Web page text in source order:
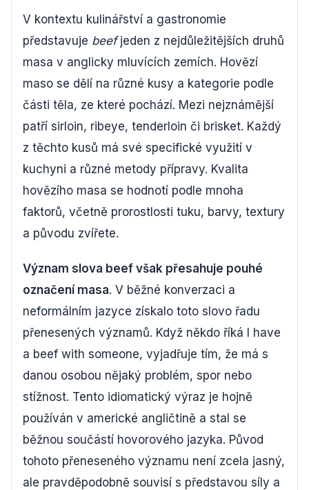
V kontextu kulinářství a gastronomie
představuje beefjeden z nejdůležitějších druhů
masa v anglicky mluvících zemích. Hovězí
maso se dělí na různé kusy a kategorie podle
části těla, ze které pochází. Mezi nejznámější
patří sirloin, ribeye, tenderloin či brisket. Každý
z těchto kusů má své specifické využití v
kuchyni a různé metody přípravy. Kvalita
hovězího masa se hodnotí podle mnoha
faktorů, včetně prorostlosti tuku, barvy, textury
a původu zvířete.
Význam slova beef však přesahuje pouhé
označení masa. V běžné konverzaci a
neformálním jazyce získalo toto slovo řadu
přenesených významů. Když někdo říká I have
a beef with someone, vyjadřuje tím, že má s
danou osobou nějaký problém, spor nebo
stížnost. Tento idiomatický výraz je hojně
používán v americké angličtině a stal se
běžnou součástí hovorového jazyka. Původ
tohoto přeneseného významu není zcela jasný,
ale pravděpodobně souvisí s představou síly a